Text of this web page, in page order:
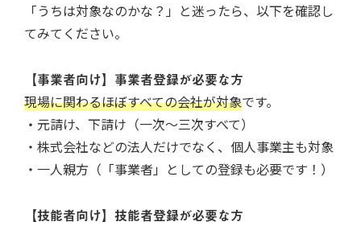
「うちは対象なのかな？」と迷ったら、以下を確認し
てみてください。
【事業者向け】事業者登録が必要な方
現場に関わるほぼすべての会社が対象です。
・ 元請け、下請け（一次〜三次すべて）
・株式会社などの法人だけでなく、個人事業主も対象
・一人親方（「事業者」としての登録も必要です！）
【技能者向け】技能者登録が必要な方